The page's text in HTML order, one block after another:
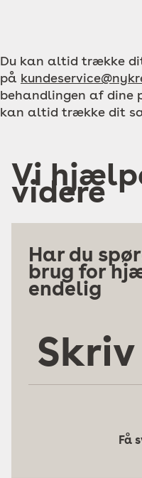
Du kan altid trække
på
behandlingen af dine
kan altid trække dit
Vi
videre
Har du
brug for
endelig
her
Få